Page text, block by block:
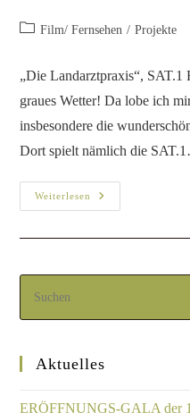
Film/ Fernsehen / Projekte
„Die Landarztpraxis“,
graues Wetter! Da lobe ich
insbesondere die
Dort spielt nämlich die
Weiterlesen
Aktuelles
ERÖFFNUNGS-GALA der